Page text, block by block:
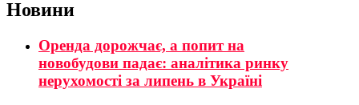
Новини
Оренда дорожчає, а попит на
новобудови падає: аналітика ринку
нерухомості за липень в Україні